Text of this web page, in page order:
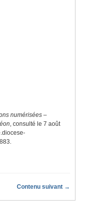
numérisées –
, consulté le 7 août
.
Contenu suivant →